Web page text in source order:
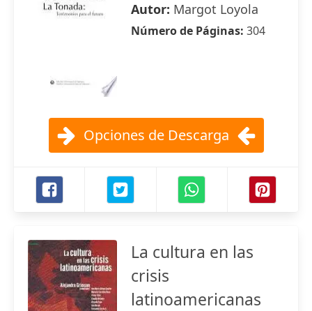
Autor: Margot Loyola
Número de Páginas: 304
Opciones de Descarga
La cultura en las
crisis
latinoamericanas